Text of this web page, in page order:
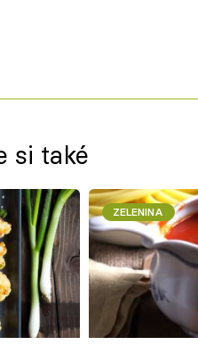
si také
ZELENINA